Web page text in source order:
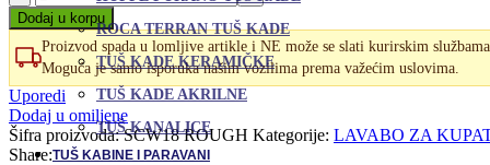
ROCA TERRAN TUŠ KADE
TUŠ KADE KERAMIČKE
TUŠ KADE AKRILNE
TUŠ KANALICE
TUŠ KABINE I PARAVANI
Nadgradni
Lavabo
Odelisse
Rough
fi
40
količina
Dodaj u korpu
Proizvod spada u lomljive artikle i NE može se slati kurirskim službama.
Moguća je samo isporuka našim vozilima prema važećim uslovima.
Uporedi
Dodaj u omiljene
Šifra proizvoda:SCW18 ROUGH Kategorije: LAVABO ZA
Share: